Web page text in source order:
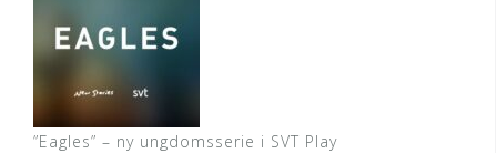
”Eagles” – ny ungdomsserie i SVT Play